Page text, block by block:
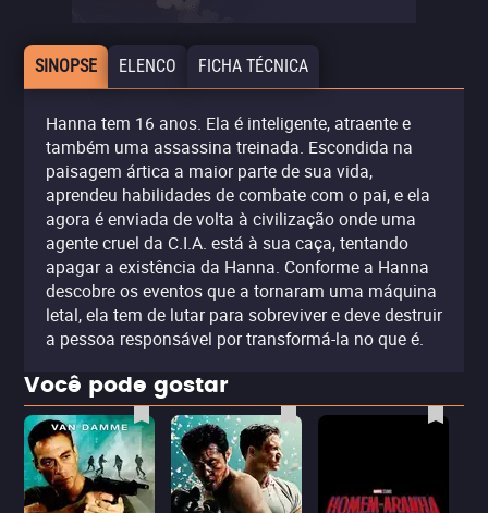
SINOPSE ELENCO FICHA TÉCNICA
Hanna tem 16 anos. Ela é inteligente, atraente e
também uma assassina treinada. Escondida na
paisagem ártica a maior parte de sua vida,
aprendeu habilidades de combate com o pai, e ela
agora é enviada de volta à civilização onde uma
agente cruel da C.I.A. está à sua caça, tentando
apagar a existência da Hanna. Conforme a Hanna
descobre os eventos que a tornaram uma máquina
letal, ela tem de lutar para sobreviver e deve destruir
a pessoa responsável por transformá-la no que é.
Você pode gostar